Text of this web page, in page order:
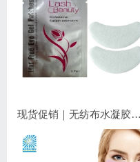
现货促销｜无纺布水凝胶睫毛眼贴 嫁接睫毛专用 补水保湿不干扰操作